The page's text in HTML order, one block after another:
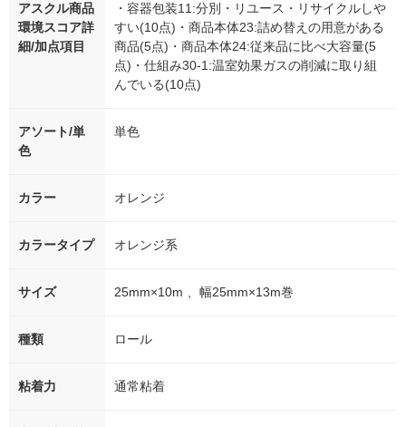
アスクル商品
環境スコア詳
細/加点項目
・容器包装11:分別・リユース・リサイクルしや
すい(10点)・商品本体23:詰め替えの用意がある
商品(5点)・商品本体24:従来品に比べ大容量(5
点)・仕組み30-1:温室効果ガスの削減に取り組
んでいる(10点)
アソート/単
色
単色
カラー オレンジ
カラータイプ オレンジ系
サイズ 25mm×10m 、幅25mm×13m巻
種類 ロール
粘着力 通常粘着